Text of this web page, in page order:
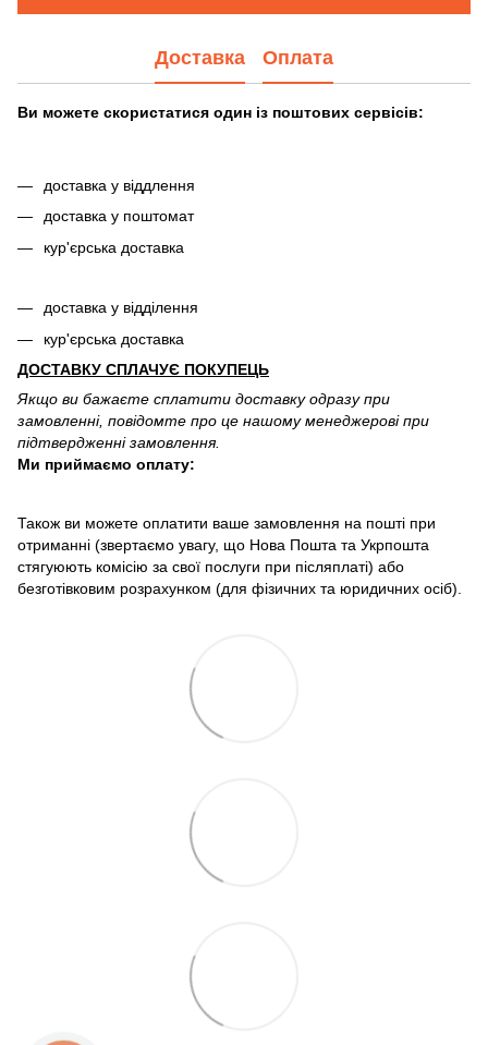
Доставка Оплата
Ви можете скористатися один із поштових сервісів:
доставка у віддлення
доставка у поштомат
кур'єрська доставка
доставка у відділення
кур'єрська доставка
ДОСТАВКУ СПЛАЧУЄ ПОКУПЕЦЬ
Якщо ви бажаєте сплатити доставку одразу при
замовленні, повідомте про це нашому менеджерові при
підтвердженні замовлення.
Ми приймаємо оплату:
Також ви можете оплатити ваше замовлення на пошті при
отриманні (звертаємо увагу, що Нова Пошта та Укрпошта
стягуюють комісію за свої послуги при післяплаті) або
безготівковим розрахунком (для фізичних та юридичних осіб).